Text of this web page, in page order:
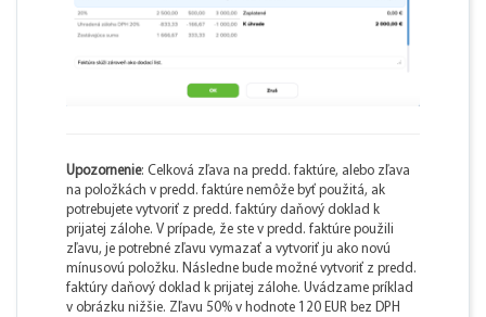
Upozornenie: Celková zľava na predd. faktúre, alebo zľava
na položkách v predd. faktúre nemôže byť použitá, ak
potrebujete vytvoriť z predd. faktúry daňový doklad k
prijatej zálohe. V prípade, že ste v predd. faktúre použili
zľavu, je potrebné zľavu vymazať a vytvoriť ju ako novú
mínusovú položku. Následne bude možné vytvoriť z predd.
faktúry daňový doklad k prijatej zálohe. Uvádzame príklad
v obrázku nižšie. Zľavu 50% v hodnote 120 EUR bez DPH